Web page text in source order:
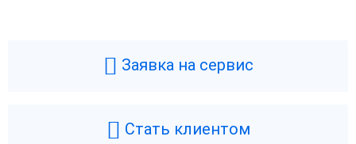
Заявка на сервис
Стать клиентом